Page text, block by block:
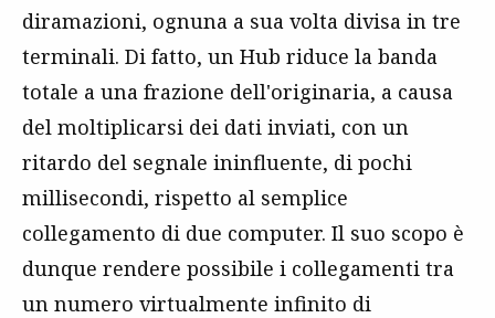
diramazioni, ognuna a sua volta divisa in tre
terminali. Di fatto, un Hub riduce la banda
totale a una frazione dell'originaria, a causa
del moltiplicarsi dei dati inviati, con un
ritardo del segnale ininfluente, di pochi
millisecondi, rispetto al semplice
collegamento di due computer. Il suo scopo è
dunque rendere possibile i collegamenti tra
un numero virtualmente infinito di